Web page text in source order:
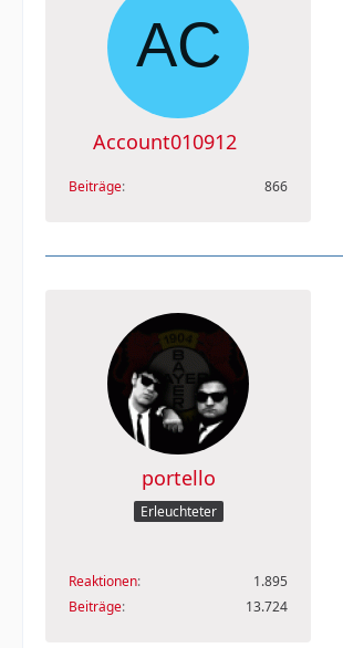
Account010912
Beiträge 866
portello
Erleuchteter
Reaktionen
1.895
Beiträge
13.724